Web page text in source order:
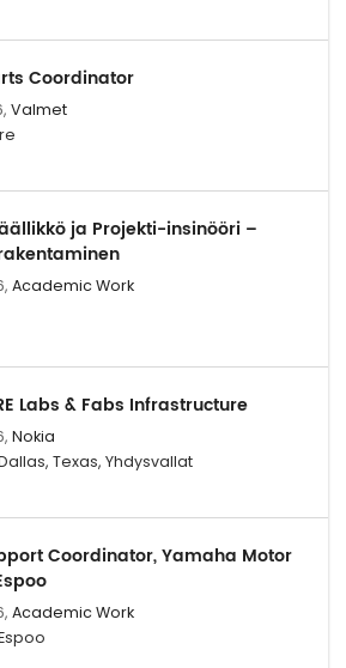
Coordinator
Valmet
ja Projekti-insinööri –
Academic Work
Labs & Fabs Infrastructure
Nokia
Texas, Yhdysvallat
Coordinator, Yamaha Motor
Academic Work